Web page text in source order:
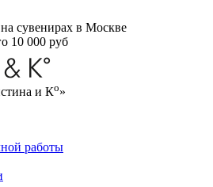
сувенирах в Москве
10 000 руб
и Ко»
работы